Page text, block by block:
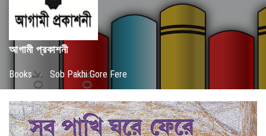
আগামী প্রকাশনী
Books / Sob Pakhi Gore Fere